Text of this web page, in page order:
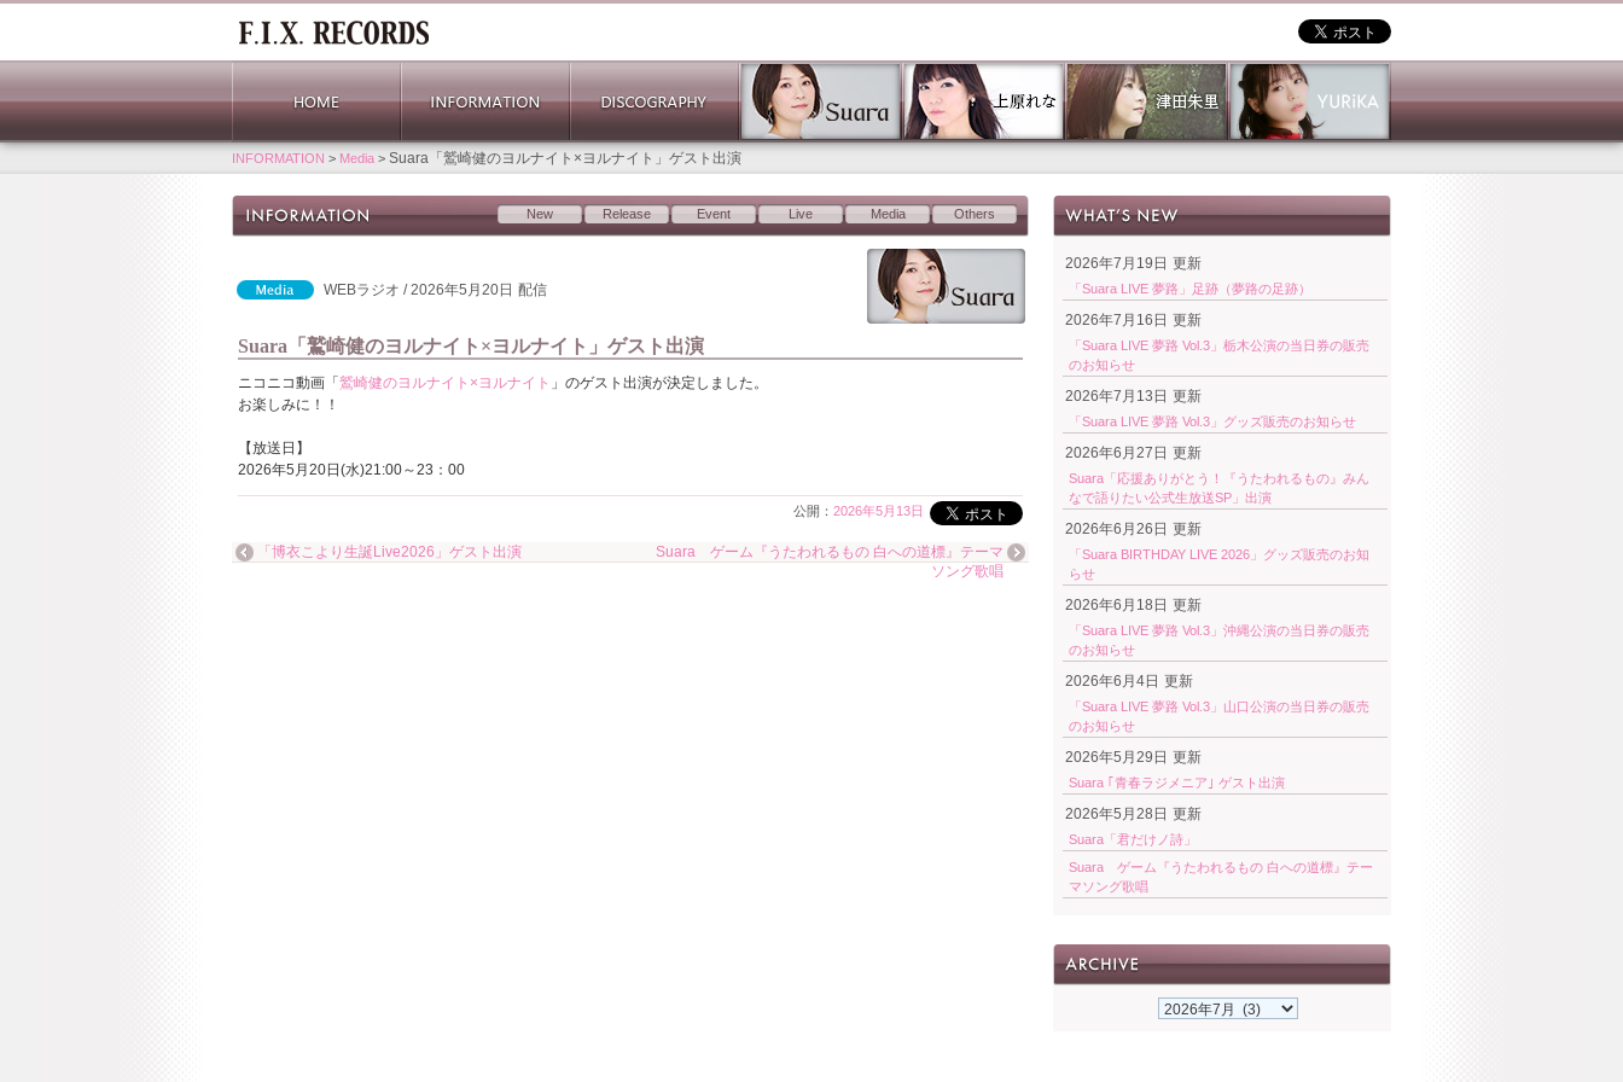
INFORMATION > Media > Suara「鷲崎健のヨルナイト×ヨルナイト」ゲスト出演
New Release Event Live Media Others
WEBラジオ / 2026年5月20日 配信
Suara「鷲崎健のヨルナイト×ヨルナイト」ゲスト出演
ニコニコ動画「 鷲崎健のヨルナイト×ヨルナイト 」のゲスト出演が決定しました。
お楽しみに！！
【放送日】
2026年5月20日(水)21:00～23：00
公開： 2026年5月13日
「博衣こより生誕Live2026」ゲスト出演
Suara ゲーム『うたわれるもの 白への道標』テーマ
ソング歌唱
2026年7月19日 更新
「Suara LIVE 夢路」足跡（夢路の足跡）
2026年7月16日 更新
「Suara LIVE 夢路 Vol.3」栃木公演の当日券の販売
のお知らせ
2026年7月13日 更新
「Suara LIVE 夢路 Vol.3」グッズ販売のお知らせ
2026年6月27日 更新
Suara「応援ありがとう！『うたわれるもの』みん
なで語りたい公式生放送SP」出演
2026年6月26日 更新
「Suara BIRTHDAY LIVE 2026」グッズ販売のお知
らせ
2026年6月18日 更新
「Suara LIVE 夢路 Vol.3」沖縄公演の当日券の販売
のお知らせ
2026年6月4日 更新
「Suara LIVE 夢路 Vol.3」山口公演の当日券の販売
のお知らせ
2026年5月29日 更新
Suara ｢青春ラジメニア｣ ゲスト出演
2026年5月28日 更新
Suara「君だけノ詩」
Suara ゲーム『うたわれるもの 白への道標』テー
マソング歌唱